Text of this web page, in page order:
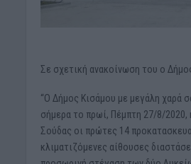
Σε σχετική ανακοίνωση του ο
“Ο Δήμος Κισάμου με μεγάλη χαρά
σήμερα το πρωί, Πέμπτη 27/8/2020,
Σούδας οι πρώτες 14
κλιματιζόμενες αίθουσες